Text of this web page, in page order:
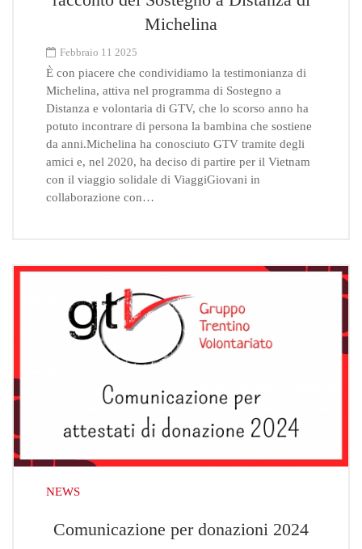
Michelina
Febbraio 11 2025
È con piacere che condividiamo la testimonianza di
Michelina, attiva nel programma di Sostegno a
Distanza e volontaria di GTV, che lo scorso anno ha
potuto incontrare di persona la bambina che sostiene
da anni.Michelina ha conosciuto GTV tramite degli
amici e, nel 2020, ha deciso di partire per il Vietnam
con il viaggio solidale di ViaggiGiovani in
collaborazione con…
NEWS
Comunicazione per donazioni 2024